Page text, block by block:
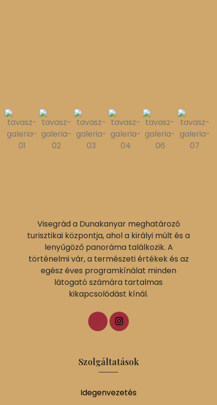
Visegrád a Dunakanyar meghatározó
turisztikai központja, ahol a királyi múlt és a
lenyűgöző panoráma találkozik. A
történelmi vár, a természeti értékek és az
egész éves programkínálat minden
látogató számára tartalmas
kikapcsolódást kínál.
Szolgáltatások
Idegenvezetés